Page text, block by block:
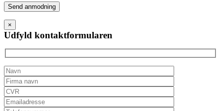
Please
leave
this
field
empty.
×
Udfyld kontaktformularen